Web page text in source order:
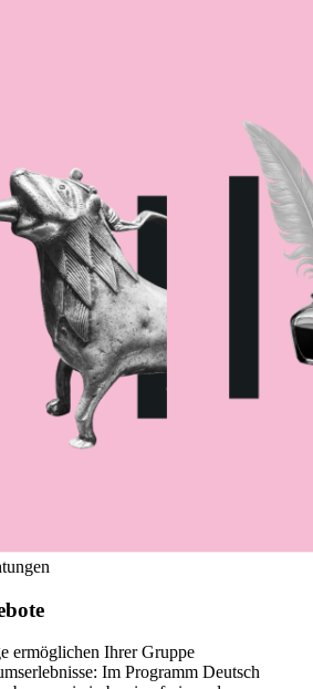
ermöglichen Ihrer Gruppe
Im Programm Deutsch